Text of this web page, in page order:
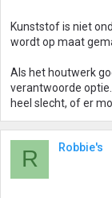
Kunststof is niet
wordt op maat
Als het houtwerk
verantwoorde
heel slecht, of er
R Robbie's